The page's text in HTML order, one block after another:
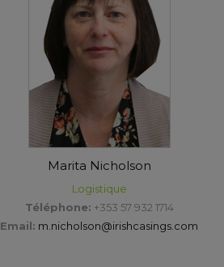
Marita Nicholson
Logistique
Téléphone: +353 57 932 1714
Email: m.nicholson@irishcasings.com